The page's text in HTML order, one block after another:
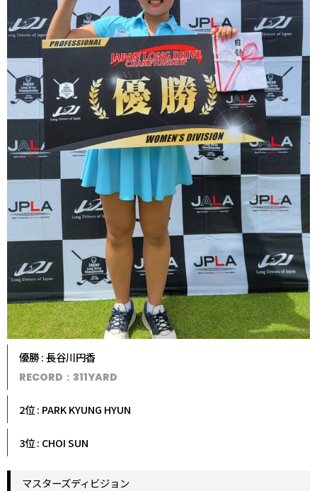
優勝 : 長谷川円香
RECORD：311YARD
2位 : PARK KYUNG HYUN
3位 : CHOI SUN
マスターズディビジョン